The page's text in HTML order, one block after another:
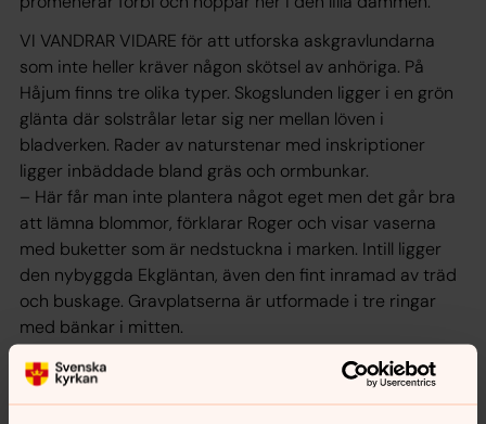
VI VANDRAR VIDARE för att utforska askgravlundarna
som inte heller kräver någon skötsel av anhöriga. På
Håjum finns tre olika typer. Skogslunden ligger i en grön
glänta där solstrålar letar sig ner mellan löven i
bladverken. Rader av naturstenar med inskriptioner
ligger inbäddade bland gräs och ormbunkar.
– Här får man inte plantera något eget men det går bra
att lämna blommor, förklarar Roger och visar vaserna
med buketter som är nedstuckna i marken. Intill ligger
den nybyggda Ekgläntan, även den fint inramad av träd
och buskage. Gravplatserna är utformade i tre ringar
med bänkar i mitten.
– Här under har vi installerat belysning med LED-lampor,
förklarar Roger. Stenplattor markerar de individuella
platserna.